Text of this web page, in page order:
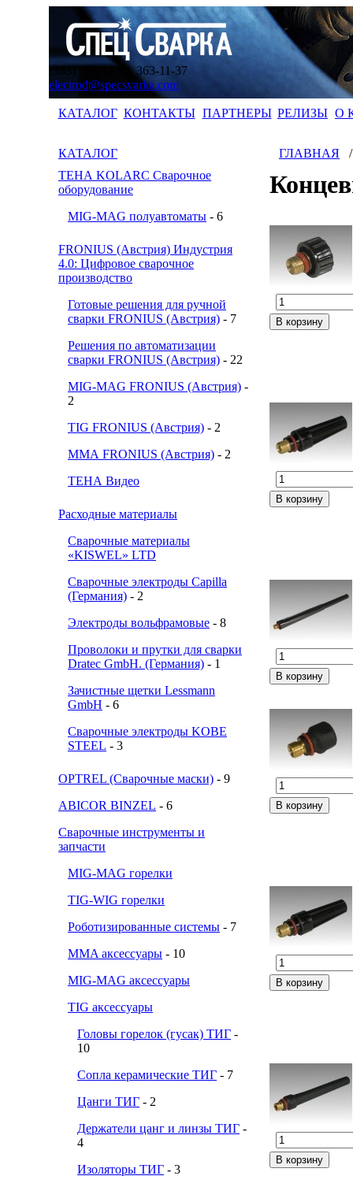
(383) 363-11-35, 363-11-37
electrod@specsvarka.com
КАТАЛОГ КОНТАКТЫ ПАРТНЕРЫ РЕЛИЗЫ О
КАТАЛОГ
ТЕНА KOLARC Сварочное
оборудование
MIG-MAG полуавтоматы - 6
FRONIUS (Австрия) Индустрия
4.0: Цифровое сварочное
производство
Готовые решения для ручной
сварки FRONIUS (Австрия) - 7
Решения по автоматизации
сварки FRONIUS (Австрия) - 22
MIG-MAG FRONIUS (Австрия) -
2
TIG FRONIUS (Австрия) - 2
ММА FRONIUS (Австрия) - 2
ТЕНА Видео
Расходные материалы
Сварочные материалы
«KISWEL» LTD
Сварочные электроды Capilla
(Германия) - 2
Электроды вольфрамовые - 8
Проволоки и прутки для сварки
Dratec GmbH. (Германия) - 1
Зачистные щетки Lessmann
GmbH - 6
Сварочные электроды KOBE
STEEL - 3
OPTREL (Сварочные маски) - 9
ABICOR BINZEL - 6
Сварочные инструменты и
запчасти
MIG-MAG горелки
TIG-WIG горелки
Роботизированные системы - 7
MMA аксессуары - 10
MIG-MAG аксессуары
TIG аксессуары
Головы горелок (гусак) ТИГ -
10
Сопла керамические ТИГ - 7
Цанги ТИГ - 2
Держатели цанг и линзы ТИГ -
4
Изоляторы ТИГ - 3
ГЛАВНАЯ